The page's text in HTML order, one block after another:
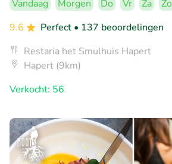
Vandaag Morgen Do Vr Za
Zo
9.6
Perfect • 137 beoordelingen
Restaria het Smulhuis Hapert
Hapert (9km)
Verkocht: 56